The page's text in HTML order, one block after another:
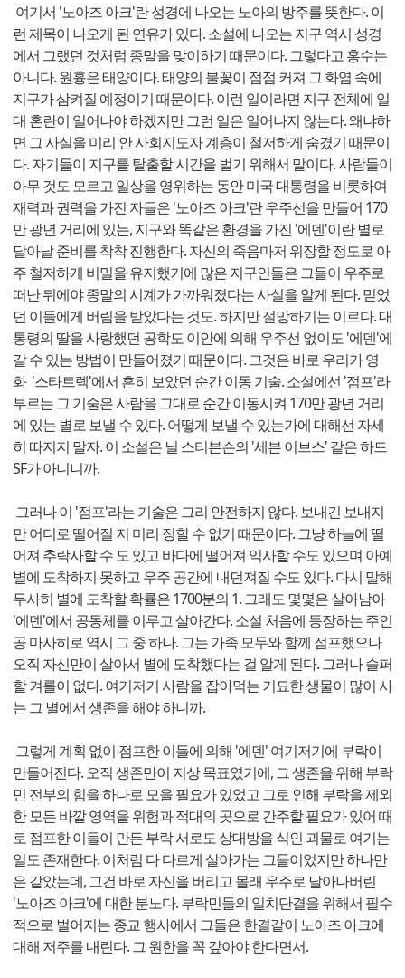
여기서 '노아즈 아크'란 성경에 나오는 노아의 방주를 뜻한다. 이
런 제목이 나오게 된 연유가 있다. 소설에 나오는 지구 역시 성경
에서 그랬던 것처럼 종말을 맞이하기 때문이다. 그렇다고 홍수는
아니다. 원흉은 태양이다. 태양의 불꽃이 점점 커져 그 화염 속에
지구가 삼켜질 예정이기 때문이다. 이런 일이라면 지구 전체에 일
대 혼란이 일어나야 하겠지만 그런 일은 일어나지 않는다. 왜냐하
면 그 사실을 미리 안 사회지도자 계층이 철저하게 숨겼기 때문이
다. 자기들이 지구를 탈출할 시간을 벌기 위해서 말이다. 사람들이
아무 것도 모르고 일상을 영위하는 동안 미국 대통령을 비롯하여
재력과 권력을 가진 자들은 '노아즈 아크'란 우주선을 만들어 170
만 광년 거리에 있는, 지구와 똑같은 환경을 가진 '에덴'이란 별로
달아날 준비를 착착 진행한다. 자신의 죽음마저 위장할 정도로 아
주 철저하게 비밀을 유지했기에 많은 지구인들은 그들이 우주로
떠난 뒤에야 종말의 시계가 가까워졌다는 사실을 알게 된다. 믿었
던 이들에게 버림을 받았다는 것도. 하지만 절망하기는 이르다. 대
통령의 딸을 사랑했던 공학도 이안에 의해 우주선 없이도 '에덴'에
갈 수 있는 방법이 만들어졌기 때문이다. 그것은 바로 우리가 영
화 '스타트렉'에서 흔히 보았던 순간 이동 기술. 소설에선 '점프'라
부르는 그 기술은 사람을 그대로 순간 이동시켜 170만 광년 거리
에 있는 별로 보낼 수 있다. 어떻게 보낼 수 있는가에 대해선 자세
히 따지지 말자. 이 소설은 닐 스티븐슨의 '세븐 이브스' 같은 하드
SF가 아니니까.
그러나 이 '점프'라는 기술은 그리 안전하지 않다. 보내긴 보내지
만 어디로 떨어질 지 미리 정할 수 없기 때문이다. 그냥 하늘에 떨
어져 추락사할 수 도 있고 바다에 떨어져 익사할 수도 있으며 아예
별에 도착하지 못하고 우주 공간에 내던져질 수도 있다. 다시 말해
무사히 별에 도착할 확률은 1700분의 1. 그래도 몇몇은 살아남아
'에덴'에서 공동체를 이루고 살아간다. 소설 처음에 등장하는 주인
공 마사히로 역시 그 중 하나. 그는 가족 모두와 함께 점프했으나
오직 자신만이 살아서 별에 도착했다는 걸 알게 된다. 그러나 슬퍼
할 겨를이 없다. 여기저기 사람을 잡아먹는 기묘한 생물이 많이 사
는 그 별에서 생존을 해야 하니까.
그렇게 계획 없이 점프한 이들에 의해 '에덴' 여기저기에 부락이
만들어진다. 오직 생존만이 지상 목표였기에, 그 생존을 위해 부락
민 전부의 힘을 하나로 모을 필요가 있었고 그로 인해 부락을 제외
한 모든 바깥 영역을 위험과 적대의 곳으로 간주할 필요가 있어 때
로 점프한 이들이 만든 부락 서로도 상대방을 식인 괴물로 여기는
일도 존재한다. 이처럼 다 다르게 살아가는 그들이었지만 하나만
은 같았는데, 그건 바로 자신을 버리고 몰래 우주로 달아나버린
'노아즈 아크'에 대한 분노다. 부락민들의 일치단결을 위해서 필수
적으로 벌어지는 종교 행사에서 그들은 한결같이 노아즈 아크에
대해 저주를 내린다. 그 원한을 꼭 갚아야 한다면서.